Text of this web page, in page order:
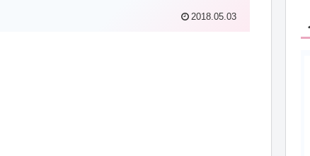
2018.05.03